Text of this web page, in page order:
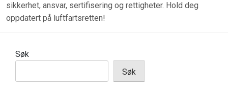
sikkerhet, ansvar, sertifisering og rettigheter. Hold deg
oppdatert på luftfartsretten!
Søk
Søk